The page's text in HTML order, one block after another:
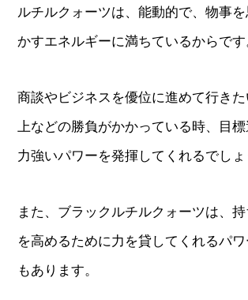
ルチルクォーツは、能動的で、物事
かすエネルギーに満ちているからです
商談やビジネスを優位に進めて行き
上などの勝負がかかっている時、目
力強いパワーを発揮してくれるでしょ
また、ブラックルチルクォーツは、
を高めるために力を貸してくれるパ
もあります。